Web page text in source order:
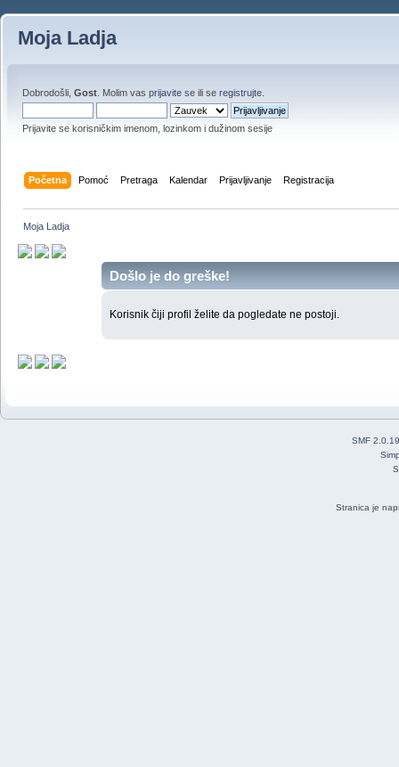
Moja Ladja
Dobrodošli, Gost . Molim vas prijavite se ili se registrujte
Prijavite se korisničkim imenom, lozinkom i dužinom sesije
Početna Pomoć Pretraga Kalendar Prijavljivanje Registracija
Moja Ladja
Došlo je do greške!
Korisnik čiji profil želite da pogledate ne postoji.
SMF 2.0.19
Stranica je